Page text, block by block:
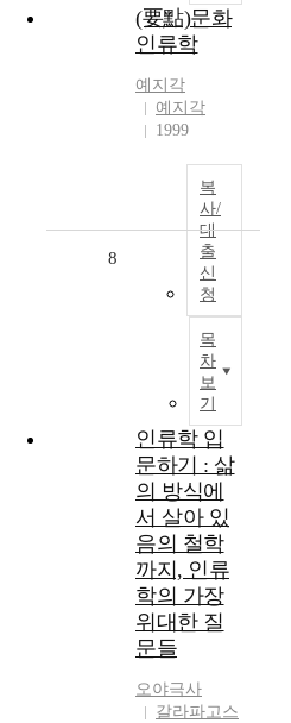
(要點)문화
인류학
예지각
예지각
1999
복
사/
대
출
신
청
목
차
보
기
8
인류학 입
문하기 : 삶
의 방식에
서 살아 있
음의 철학
까지, 인류
학의 가장
위대한 질
문들
오야극사
갈라파고스